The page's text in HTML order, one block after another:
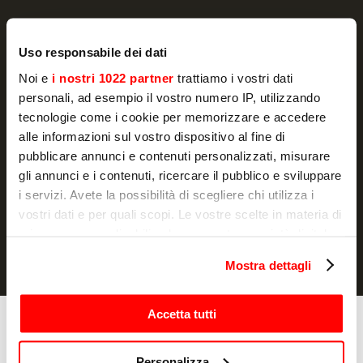
Uso responsabile dei dati
Noi e i nostri 1022 partner trattiamo i vostri dati
personali, ad esempio il vostro numero IP, utilizzando
tecnologie come i cookie per memorizzare e accedere
alle informazioni sul vostro dispositivo al fine di
pubblicare annunci e contenuti personalizzati, misurare
gli annunci e i contenuti, ricercare il pubblico e sviluppare
i servizi. Avete la possibilità di scegliere chi utilizza i
vostri dati e per quali scopi. Le vostre scelte in materia di
modificare o revocare il proprio consenso in qualsiasi
momento dalla Dichiarazione sui cookie o facendo clic
sull'icona di attivazione della privacy.
Mostra dettagli
Accetta tutti
NEWSLETTER
Actualité et promotions, directement dans
votre boîte e-mail
S'ABONNER
Je déclare avoir lu lanotice d'informationet j'autorise le
traitement de mes données à caractère personnel à des fins de
marketing.
Fours